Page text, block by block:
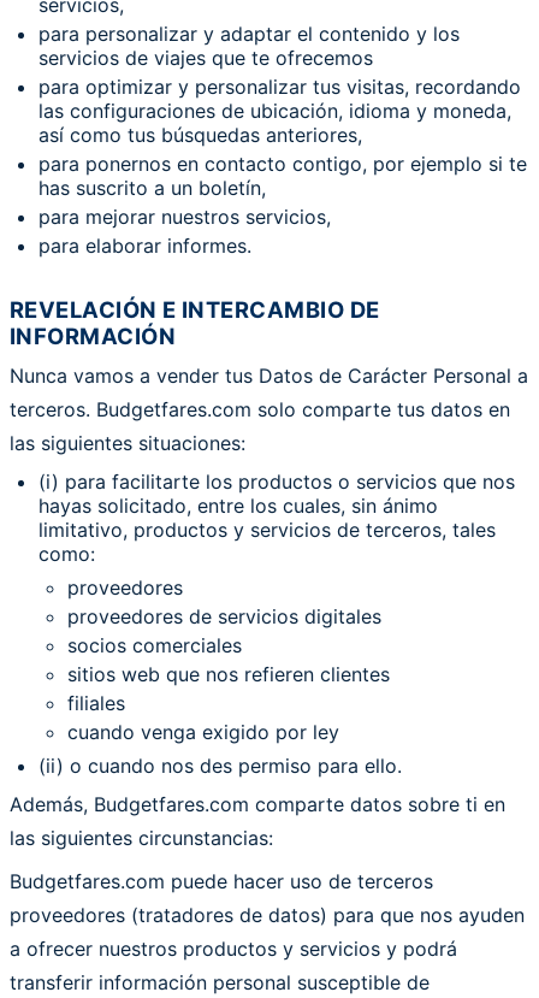
servicios,
para personalizar y adaptar el contenido y los
servicios de viajes que te ofrecemos
para optimizar y personalizar tus visitas, recordando
las configuraciones de ubicación, idioma y moneda,
así como tus búsquedas anteriores,
para ponernos en contacto contigo, por ejemplo si te
has suscrito a un boletín,
para mejorar nuestros servicios,
para elaborar informes.
REVELACIÓN E INTERCAMBIO DE
INFORMACIÓN
Nunca vamos a vender tus Datos de Carácter Personal a
terceros. Budgetfares.com solo comparte tus datos en
las siguientes situaciones:
(i) para facilitarte los productos o servicios que nos
hayas solicitado, entre los cuales, sin ánimo
limitativo, productos y servicios de terceros, tales
como:
proveedores
proveedores de servicios digitales
socios comerciales
sitios web que nos refieren clientes
filiales
cuando venga exigido por ley
(ii) o cuando nos des permiso para ello.
Además, Budgetfares.com comparte datos sobre ti en
las siguientes circunstancias:
Budgetfares.com puede hacer uso de terceros
proveedores (tratadores de datos) para que nos ayuden
a ofrecer nuestros productos y servicios y podrá
transferir información personal susceptible de